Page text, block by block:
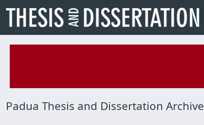
Padua Thesis and Dissertation Archive